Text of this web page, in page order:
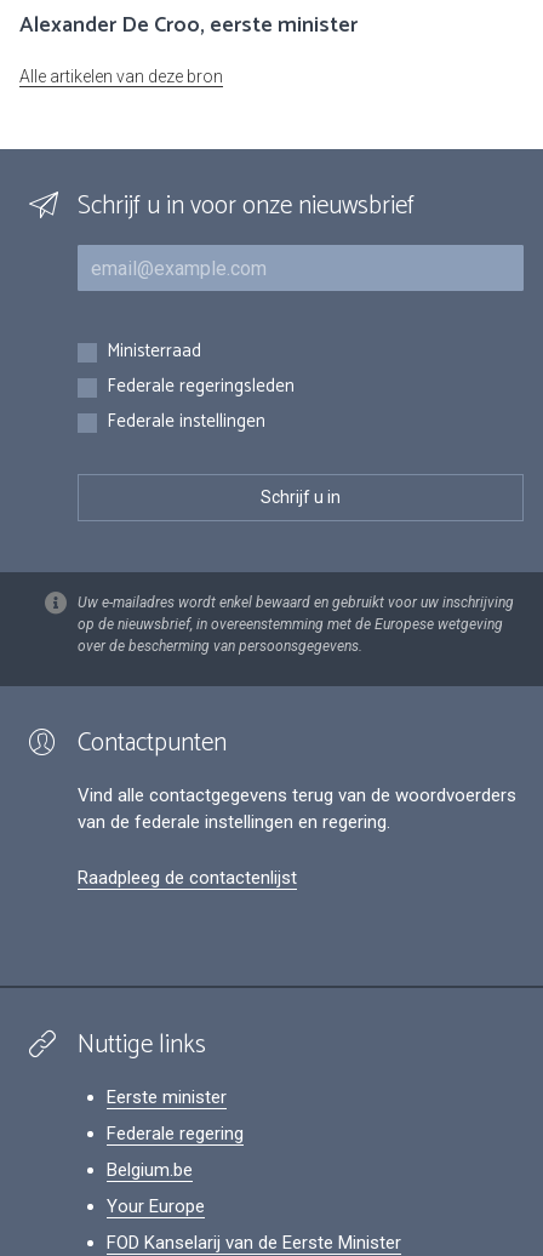
Alexander De Croo, eerste minister
Alle artikelen van deze bron
Schrijf u in voor onze nieuwsbrief
E-mail
Inschrijvingen
Ministerraad
Federale regeringsleden
Federale instellingen
Uw e-mailadres wordt enkel bewaard en gebruikt voor uw inschrijving
op de nieuwsbrief, in overeenstemming met de Europese wetgeving
over de bescherming van persoonsgegevens.
Contactpunten
Vind alle contactgegevens terug van de woordvoerders
van de federale instellingen en regering.
Raadpleeg de contactenlijst
Nuttige links
Eerste minister
Federale regering
Belgium.be
Your Europe
FOD Kanselarij van de Eerste Minister